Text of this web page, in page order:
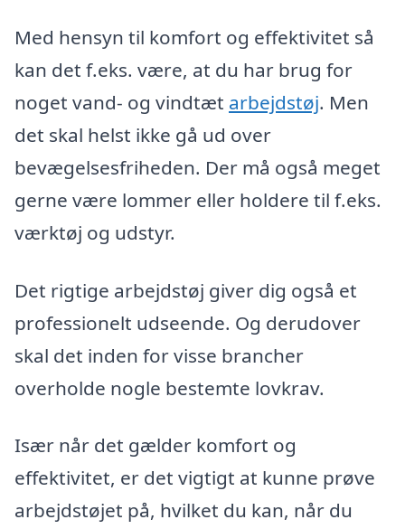
Med hensyn til komfort og effektivitet så
kan det f.eks. være, at du har brug for
noget vand- og vindtæt arbejdstøj. Men
det skal helst ikke gå ud over
bevægelsesfriheden. Der må også meget
gerne være lommer eller holdere til f.eks.
værktøj og udstyr.
Det rigtige arbejdstøj giver dig også et
professionelt udseende. Og derudover
skal det inden for visse brancher
overholde nogle bestemte lovkrav.
Især når det gælder komfort og
effektivitet, er det vigtigt at kunne prøve
arbejdstøjet på, hvilket du kan, når du